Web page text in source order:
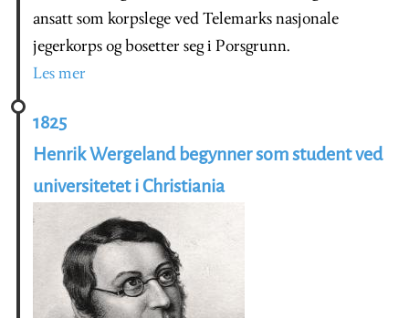
ansatt som korpslege ved Telemarks nasjonale
jegerkorps og bosetter seg i Porsgrunn.
Les mer
1825
Henrik Wergeland begynner som student ved
universitetet i Christiania